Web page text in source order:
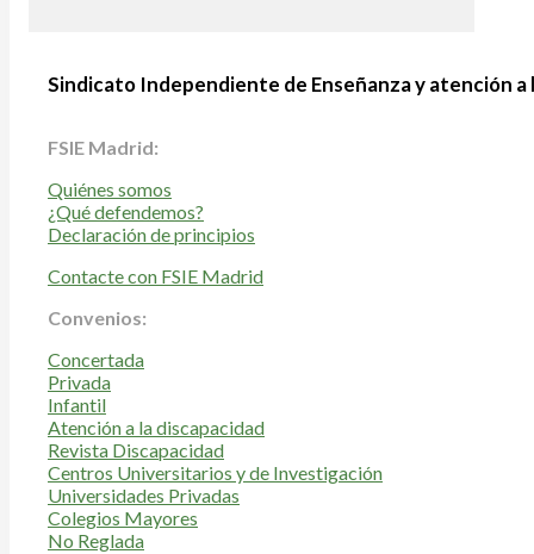
Sindicato Independiente de Enseñanza y atención a
FSIE Madrid:
Quiénes somos
¿Qué defendemos?
Declaración de principios
Contacte con FSIE Madrid
Convenios:
Concertada
Privada
Infantil
Atención a la discapacidad
Revista Discapacidad
Centros Universitarios y de Investigación
Universidades Privadas
Colegios Mayores
No Reglada